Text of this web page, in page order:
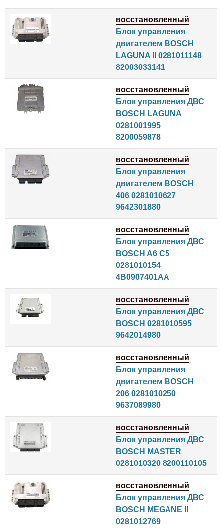
восстановленный
Блок управления
двигателем BOSCH
LAGUNA II 0281011148
82003033141
восстановленный
Блок управления ДВС
BOSCH LAGUNA
0281001995
8200059878
восстановленный
Блок управления
двигателем BOSCH
406 0281010627
9642301880
восстановленный
Блок управления ДВС
BOSCH A6 C5
0281010154
4B0907401AA
восстановленный
Блок управления ДВС
BOSCH 0281010595
9642014980
восстановленный
Блок управления
двигателем BOSCH
206 0281010250
9637089980
восстановленный
Блок управления ДВС
BOSCH MASTER
0281010320 8200110105
восстановленный
Блок управления ДВС
BOSCH MEGANE II
0281012769